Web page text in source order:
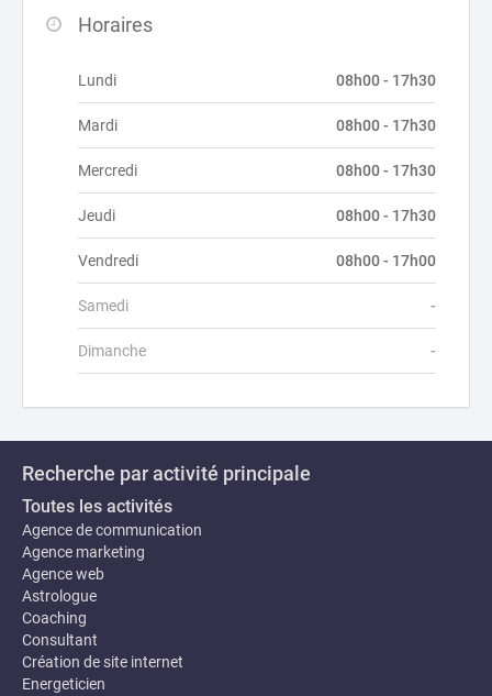
Horaires
Lundi 08h00 - 17h30
Mardi 08h00 - 17h30
Mercredi 08h00 - 17h30
Jeudi 08h00 - 17h30
Vendredi 08h00 - 17h00
Samedi -
Dimanche -
Recherche par activité principale
Toutes les activités
Agence de communication
Agence marketing
Agence web
Astrologue
Coaching
Consultant
Création de site internet
Energeticien